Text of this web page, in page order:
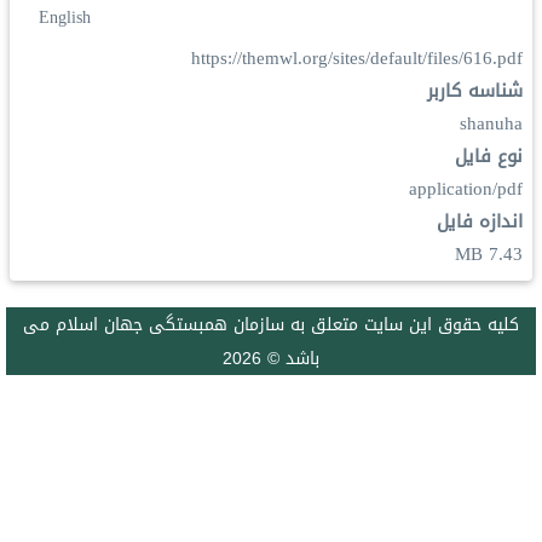
English
https://themwl.org/sites/default/files/616.pdf
شناسه کاربر
shanuha
نوع فایل
application/pdf
اندازه فایل
7.43 MB
كليه حقوق اين سايت متعلق به سازمان همبستگی جهان اسلام می
باشد © 2026